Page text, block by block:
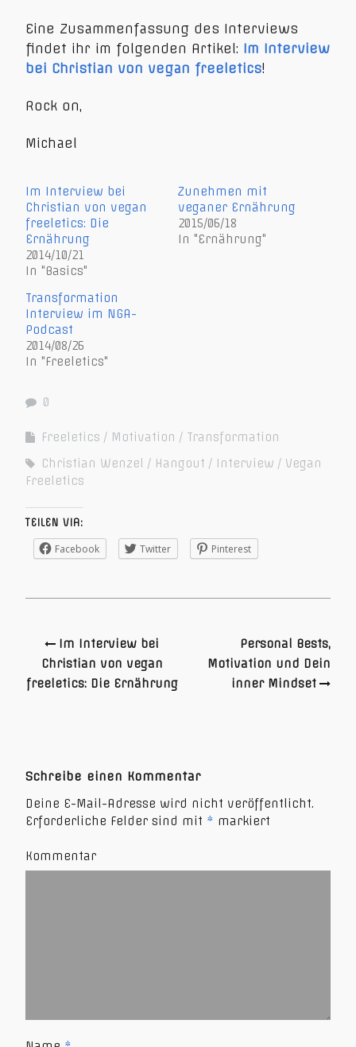
Eine Zusammenfassung des Interviews
findet ihr im folgenden Artikel: Im Interview
bei Christian von vegan freeletics!
Rock on,
Michael
Im Interview bei
Christian von vegan
freeletics: Die
Ernährung
2014/10/21
In "Basics"
Zunehmen mit
veganer Ernährung
2015/06/18
In "Ernährung"
Transformation
Interview im NGA-
Podcast
2014/08/26
In "Freeletics"
0
Freeletics Motivation
Transformation
Christian Wenzel
Hangout Interview
Vegan
Freeletics
TEILEN VIA:
Facebook Twitter Pinterest
Im Interview bei
Christian von vegan
freeletics: Die Ernährung
Personal Bests,
Motivation und Dein
inner Mindset
Schreibe einen Kommentar
Deine E-Mail-Adresse wird nicht veröffentlicht.
Erforderliche Felder sind mit * markiert
Kommentar